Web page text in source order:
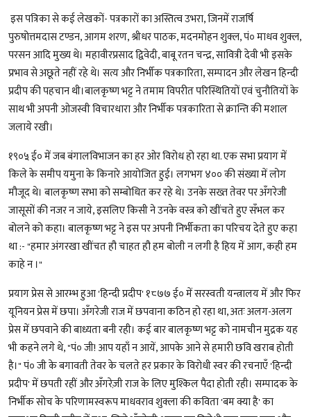
इस पत्रिका से कई लेखकों- पत्रकारों का अस्तित्व उभरा, जिनमें राजर्षि
पुरुषोत्तमदास टण्डन, आगम शरण, श्रीधर पाठक, मदनमोहन शुक्ल, पं० माधव शुक्ल,
परसन आदि मुख्य थे। महावीरप्रसाद द्विवेदी, बाबू रतन चन्द्र, सावित्री देवी भी इसके
प्रभाव से अछूते नहीं रहे थे। सत्य और निर्भीक पत्रकारिता, सम्पादन और लेखन हिन्दी
प्रदीप की पहचान थी।बालकृष्ण भट्ट ने तमाम विपरीत परिस्थितियों एवं चुनौतियों के
साथ भी अपनी ओजस्वी विचारधारा और निर्भीक पत्रकारिता से क्रान्ति की मशाल
जलाये रखी।
१९०५ ई० में जब बंगालविभाजन का हर ओर विरोध हो रहा था. एक सभा प्रयाग में
किले के समीप यमुना के किनारे आयोजित हुई। लगभग ४०० की संख्या में लोग
मौजूद थे। बालकृष्ण सभा को सम्बोधित कर रहे थे। उनके सख्त तेवर पर अँगरेजी
जासूसों की नजर न जाये, इसलिए किसी ने उनके वस्त्र को खींचते हुए सँभल कर
बोलने को कहा। बालकृष्ण भट्ट ने इस पर अपनी निर्भीकता का परिचय देते हुए कहा
था :- "हमार अंगरखा खींचत हौ चाहत हौ हम बोली न लगी है हिय में आग, कही हम
काहे न ।"
प्रयाग प्रेस से आरम्भ हुआ 'हिन्दी प्रदीप' १८७७ ई० में सरस्वती यन्त्रालय में और फिर
यूनियन प्रेस में छपा। अँगरेजी राज में छपवाना कठिन हो रहा था, अतः अलग-अलग
प्रेस में छपवाने की बाध्यता बनी रही। कई बार बालकृष्ण भट्ट को नामचीन मुद्रक यह
भी कहने लगे थे, "पं० जी! आप यहाँ न आयें, आपके आने से हमारी छवि खराब होती
है।" पं० जी के बगावती तेवर के चलते हर प्रकार के विरोधी स्वर की रचनाएँ 'हिन्दी
प्रदीप' में छपती रहीं और अँगरेज़ी राज के लिए मुश्किल पैदा होती रही। सम्पादक के
निर्भीक सोच के परिणामस्वरूप माधवराव शुक्ला की कविता 'बम क्या है' का